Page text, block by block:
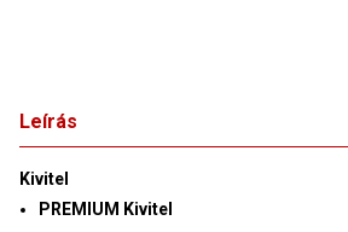
Leírás
Kivitel
PREMIUM Kivitel